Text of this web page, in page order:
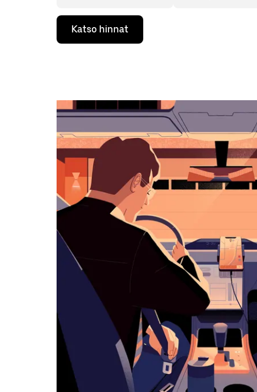
Valitse
päivämäärä
kalenterissa
Esc-
painikkeella.
Katso hinnat